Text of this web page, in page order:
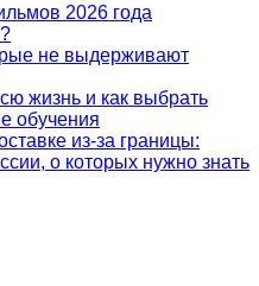
2026 года
не выдерживают
жизнь и как выбрать
обучения
из-за границы:
о которых нужно знать